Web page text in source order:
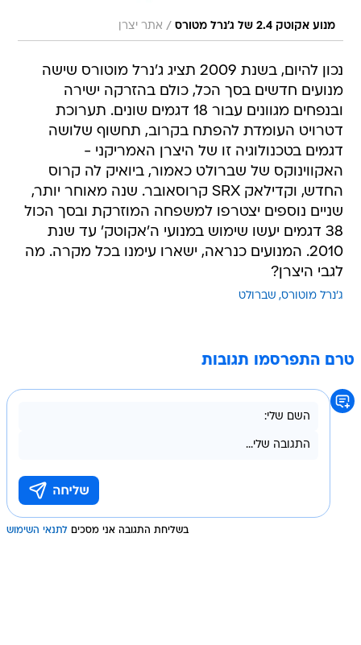
מנוע אקוטק 2.4 של ג'נרל מטורס / אתר יצרן
נכון להיום, בשנת 2009 תציג ג'נרל מוטורס שישה
מנועים חדשים בסך הכל, כולם בהזרקה ישירה
ובנפחים מגוונים עבור 18 דגמים שונים. תערוכת
דטרויט העומדת להפתח בקרוב, תחשוף שלושה
דגמים בטכנולוגיה זו של היצרן האמריקני -
האקווינוקס של שברולט כאמור, ביואיק לה קרוס
החדש, וקדילאק SRX קרוסאובר. שנה מאוחר יותר,
שניים נוספים יצטרפו למשפחה המוזרקת ובסך הכול
38 דגמים יעשו שימוש במנועי ה'אקוטק' עד שנת
2010. המנועים כנראה, ישארו עימנו בכל מקרה. מה
לגבי היצרן?
ג'נרל מוטורס שברולט
טרם התפרסמו תגובות
בשליחת התגובה אני מסכים לתנאי השימוש